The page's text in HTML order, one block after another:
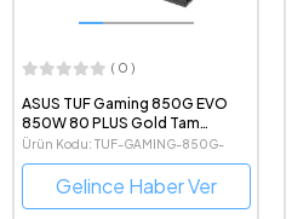
( 0 )
ASUS TUF Gaming 850G EVO
850W 80 PLUS Gold Tam
Modüler Güç Kaynağı
Ürün Kodu: TUF-GAMING-850G-
EVO
Gelince Haber Ver